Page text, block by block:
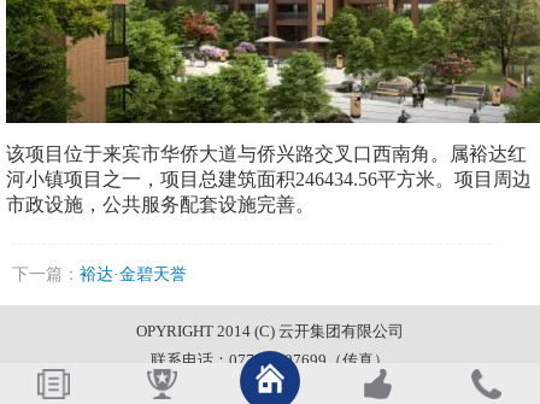
该项目位于来宾市华侨大道与侨兴路交叉口西南角。属裕达红
河小镇项目之一，项目总建筑面积246434.56平方米。项目周边
市政设施，公共服务配套设施完善。
下一篇： 裕达·金碧天誉
OPYRIGHT 2014 (C) 云开集团有限公司
联系电话：0772-6697699（传真）